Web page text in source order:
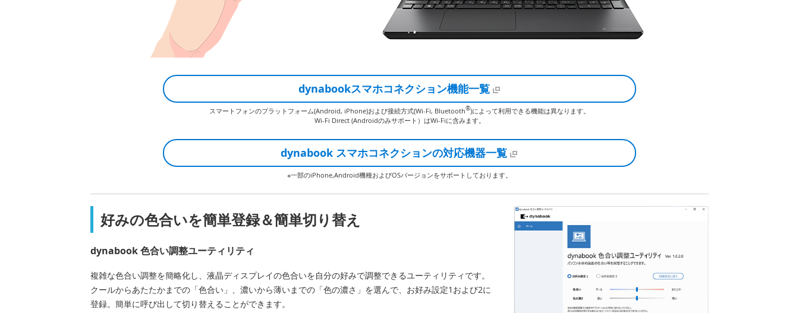
dynabookスマホコネクション機能一覧
スマートフォンのプラットフォーム(Android, iPhone)および接続方式(Wi-Fi, Bluetooth®)によって利用できる機能は異なります。
Wi-Fi Direct (Androidのみサポート）はWi-Fiに含みます。
dynabook スマホコネクションの対応機器一覧
※一部のiPhone,Android機種およびOSバージョンをサポートしております。
好みの色合いを簡単登録＆簡単切り替え
dynabook 色合い調整ユーティリティ
複雑な色合い調整を簡略化し、液晶ディスプレイの色合いを自分の好みで調整できるユーティリティです。
クールからあたたかまでの「色合い」、濃いから薄いまでの「色の濃さ」を選んで、お好み設定1および2に
登録。簡単に呼び出して切り替えることができます。